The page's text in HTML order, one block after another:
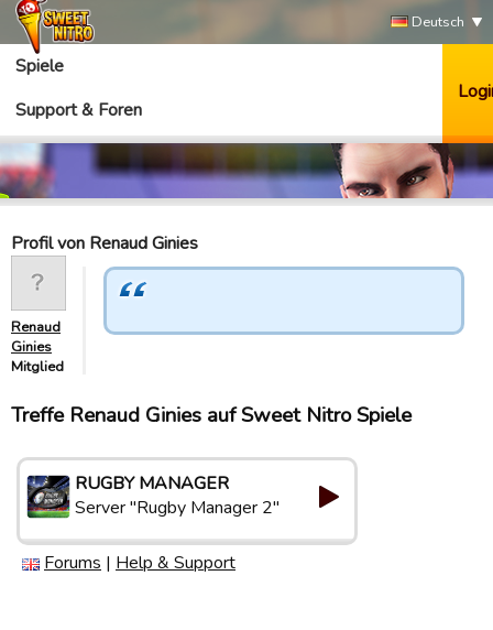
Deutsch
Spiele
Support & Foren
Profil von Renaud Ginies
Renaud
Ginies
Mitglied
Treffe Renaud Ginies auf Sweet Nitro Spiele
RUGBY MANAGER
Server "Rugby Manager 2"
Forums | Help & Support